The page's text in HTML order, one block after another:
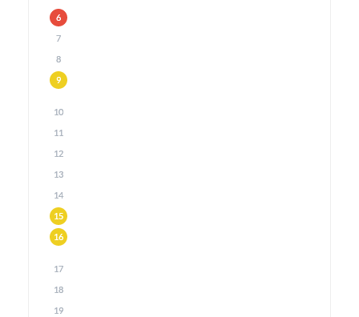
6
7
8
9
10
11
12
13
14
15
16
17
18
19